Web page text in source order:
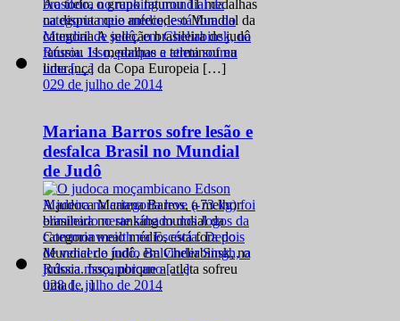
Ao todo, o grupo faturou 11 medalhas
na disputa que antecede o Mundial da
categoria A seleção brasileira de judô
faturou 11 medalhas e terminou na
liderança da Copa Europeia […]
029 de julho de 2014
Mariana Barros sofre lesão e
desfalca Brasil no Mundial
de Judô
A judoca Mariana Barros, a melhor
brasileira no ranking mundial da
categoria meio médio, está fora do
Mundial de judô, em Cheliabinsk, na
Rússia. Isso, porque a atleta sofreu
uma […]
028 de julho de 2014